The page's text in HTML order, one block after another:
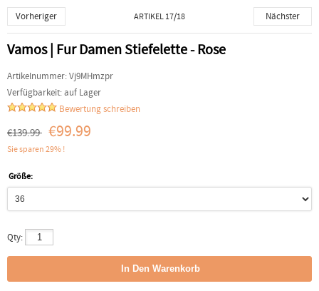
Vorheriger ARTIKEL 17/18 Nächster
Vamos | Fur Damen Stiefelette - Rose
Artikelnummer:Vj9MHmzpr
Verfügbarkeit:auf Lager
Bewertung schreiben
€139.99 €99.99
Sie sparen 29% !
Größe:
Qty: